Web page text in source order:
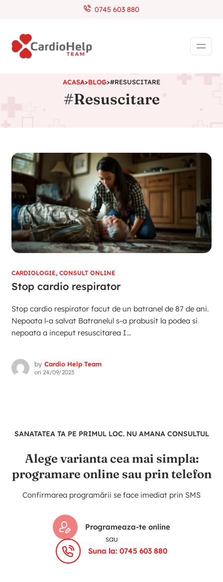
0745 603 880
ACASA>BLOG>#RESUSCITARE
#Resuscitare
CARDIOLOGIE, CONSULT ONLINE
Stop cardio respirator
Stop cardio respirator facut de un batranel de 87 de ani.
Nepoata l-a salvat Batranelul s-a prabusit la podea si
nepoata a inceput resuscitarea I...
by Cardio Help Team
on 24/09/2023
SANATATEA TA PE PRIMUL LOC. NU AMANA CONSULTUL
Alege varianta cea mai simpla:
programare online sau prin telefon
Confirmarea programării se face imediat prin SMS
Programeaza-te online
sau
Suna la: 0745 603 880